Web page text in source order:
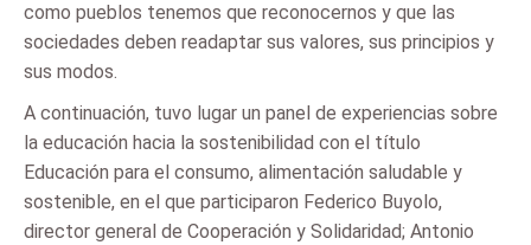
como pueblos tenemos que reconocernos y que las
sociedades deben readaptar sus valores, sus principios y
sus modos.
A continuación, tuvo lugar un panel de experiencias sobre
la educación hacia la sostenibilidad con el título
Educación para el consumo, alimentación saludable y
sostenible, en el que participaron Federico Buyolo,
director general de Cooperación y Solidaridad; Antonio